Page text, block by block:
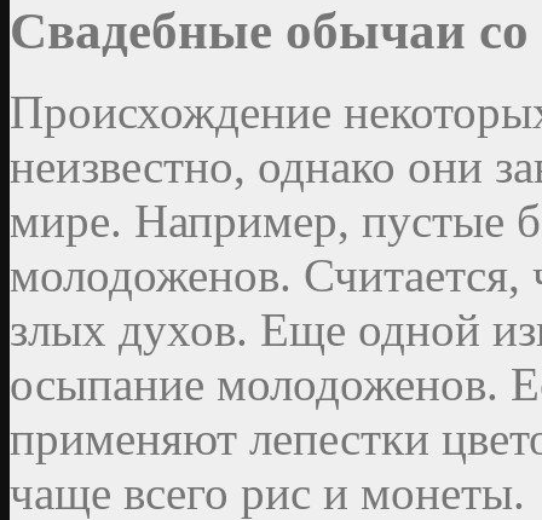
Свадебные обычаи со
Происхождение
неизвестно, однако они
мире. Например, пустые
молодоженов. Считается,
злых духов. Еще одной
осыпание молодоженов.
применяют лепестки
чаще всего рис и монеты.